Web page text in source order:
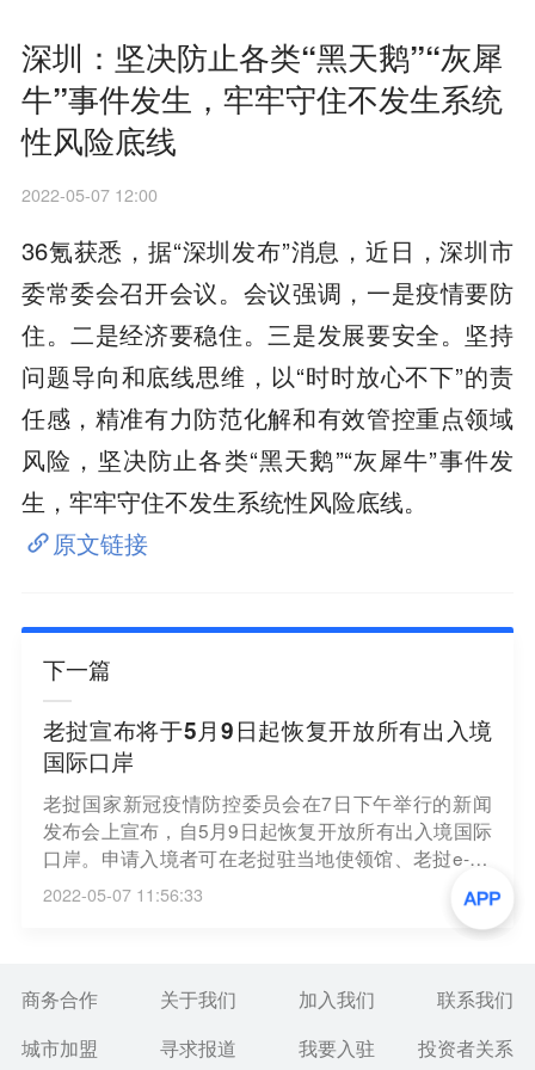
深圳：坚决防止各类“黑天鹅”“灰犀
牛”事件发生，牢牢守住不发生系统
性风险底线
2022-05-07 12:00
36氪获悉，据“深圳发布”消息，近日，深圳市
委常委会召开会议。会议强调，一是疫情要防
住。二是经济要稳住。三是发展要安全。坚持
问题导向和底线思维，以“时时放心不下”的责
任感，精准有力防范化解和有效管控重点领域
风险，坚决防止各类“黑天鹅”“灰犀牛”事件发
生，牢牢守住不发生系统性风险底线。
原文链接
下一篇
老挝宣布将于5月9日起恢复开放所有出入境
国际口岸
老挝国家新冠疫情防控委员会在7日下午举行的新闻
发布会上宣布，自5月9日起恢复开放所有出入境国际
口岸。申请入境者可在老挝驻当地使领馆、老挝e-vis
a网站申请签证，或在指定口岸办理落地签证。持有
新冠疫苗完整接种证明者，无须在出发前或入境后进
行核酸检测；12岁以上无新冠疫苗完整接种证明者，
果，入境后则无须进行病毒检测。入境后感染新冠病
2022-05-07 11:56:33
商务合作 关于我们 加入我们
联系我们
城市加盟
寻求报道 我要入驻 投资者关系